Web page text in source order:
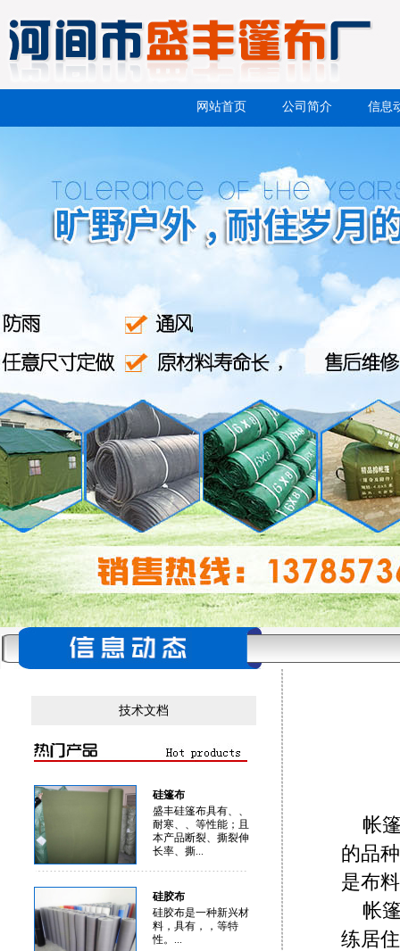
网站首页 公司简介 信息
技术文档
硅篷布
盛丰硅篷布具有、、
耐寒、、等性能；且
本产品断裂、撕裂伸
长率、撕...
硅胶布
硅胶布是一种新兴材
料，具有，，等特
性。...
帐
的品
是布
帐
练居